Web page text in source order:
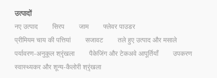
उत्पादों
नए उत्पाद सिरप जाम
फ्लेवर पाउडर
प्रीमियम चाय की पत्तियां
सजावट
तले हुए उत्पाद और मसाले
पर्यावरण-अनुकूल श्रृंखला
पैकेजिंग और टेकअवे आपूर्तियाँ
उपकरण
स्वास्थ्यकर और शून्य-कैलोरी श्रृंखला